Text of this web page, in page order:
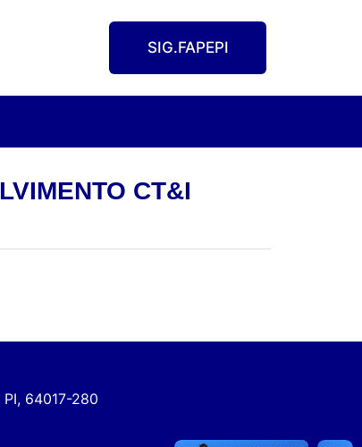
SIG.FAPEPI
CT&I
64017-280